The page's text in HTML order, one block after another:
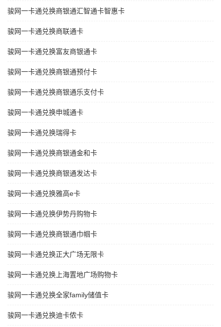
骏网一卡通兑换商银通汇智通卡智惠卡
骏网一卡通兑换商联通卡
骏网一卡通兑换富友商银通卡
骏网一卡通兑换商银通预付卡
骏网一卡通兑换商银通乐支付卡
骏网一卡通兑换申城通卡
骏网一卡通兑换瑞得卡
骏网一卡通兑换商银通金和卡
骏网一卡通兑换商银通发达卡
骏网一卡通兑换雅高e卡
骏网一卡通兑换伊势丹购物卡
骏网一卡通兑换商银通巾帼卡
骏网一卡通兑换正大广场无限卡
骏网一卡通兑换上海置地广场购物卡
骏网一卡通兑换全家family储值卡
骏网一卡通兑换迪卡侬卡